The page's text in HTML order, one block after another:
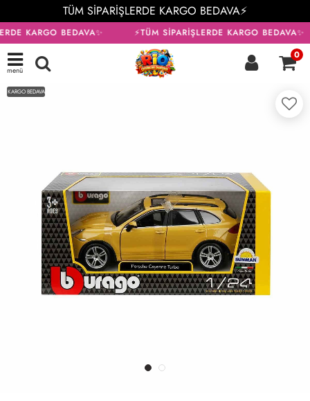
TÜM SİPARİŞLERDE KARGO BEDAVA⚡
KARGO BEDAVA✨ ⚡TÜM SİPARİŞLERDE KARGO BEDAVA✨
menü
0
KARGO BEDAVA